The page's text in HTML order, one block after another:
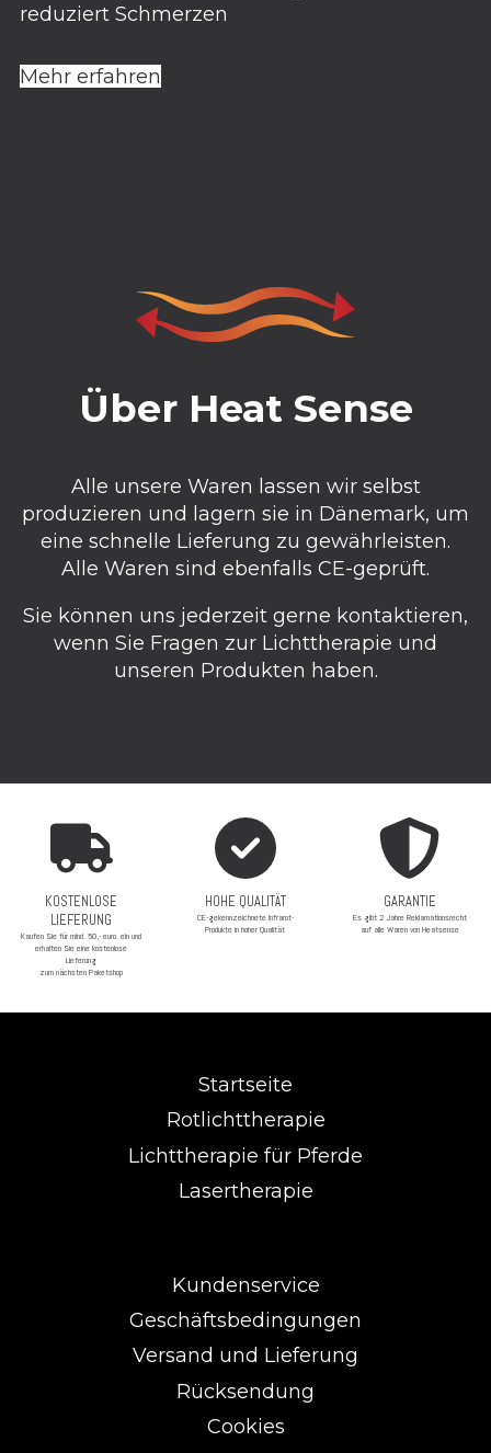
reduziert Schmerzen
Mehr erfahren
Über Heat Sense
Alle unsere Waren lassen wir selbst
produzieren und lagern sie in Dänemark, um
eine schnelle Lieferung zu gewährleisten.
Alle Waren sind ebenfalls CE-geprüft.
Sie können uns jederzeit gerne kontaktieren,
wenn Sie Fragen zur Lichttherapie und
unseren Produkten haben.
KOSTENLOSE
LIEFERUNG
Kaufen Sie für mind. 50,- euro. ein und
erhalten Sie eine kostenlose
Lieferung
zum nächsten Paketshop
HOHE QUALITÄT
CE-gekennzeichnete Infrarot-
Produkte in hoher Qualität
GARANTIE
Es gibt 2 Jahre Reklamationsrecht
auf alle Waren von Heatsense
Startseite
Rotlichttherapie
Lichttherapie für Pferde
Lasertherapie
Kundenservice
Geschäftsbedingungen
Versand und Lieferung
Rücksendung
Cookies